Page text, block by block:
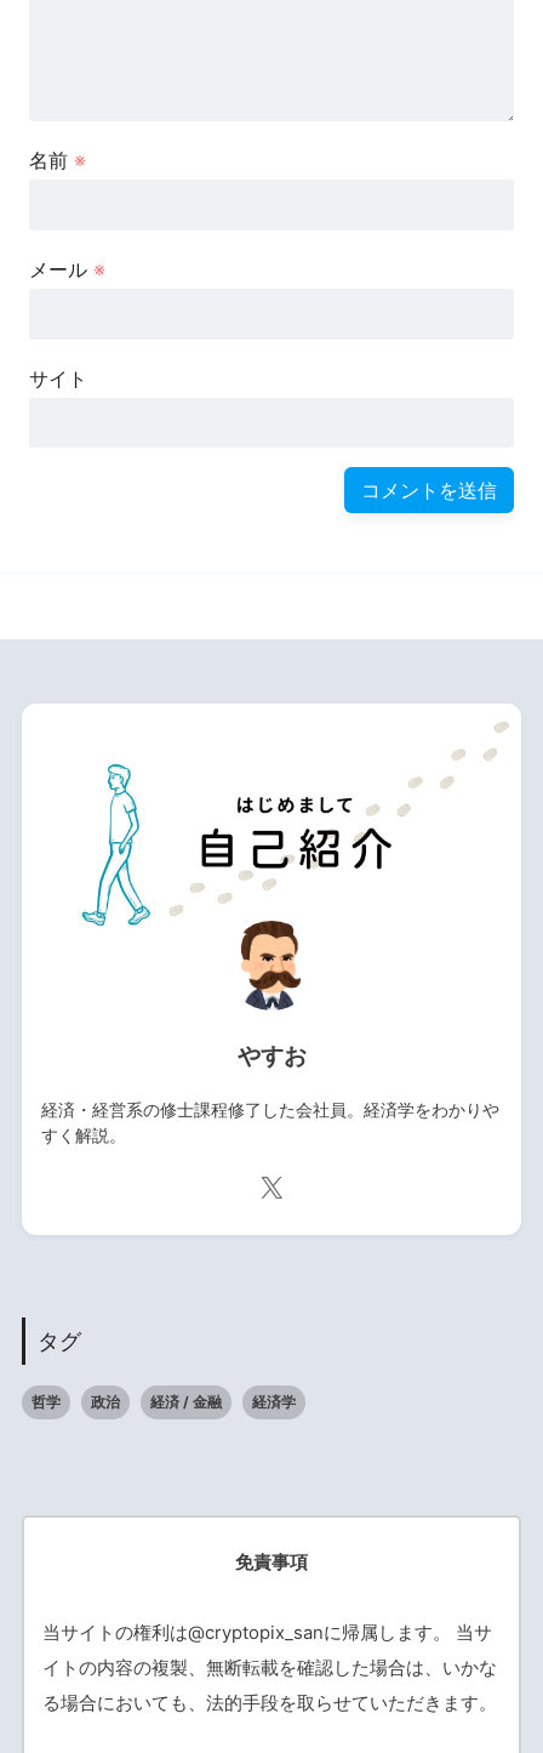
名前 ※
メール ※
サイト
やすお
経済・経営系の修士課程修了した会社員。経済学をわかりや
すく解説。
タグ
哲学 政治 経済 / 金融 経済学
免責事項
当サイトの権利は@cryptopix_sanに帰属します。 当サ
イトの内容の複製、無断転載を確認した場合は、いかな
る場合においても、法的手段を取らせていただきます。